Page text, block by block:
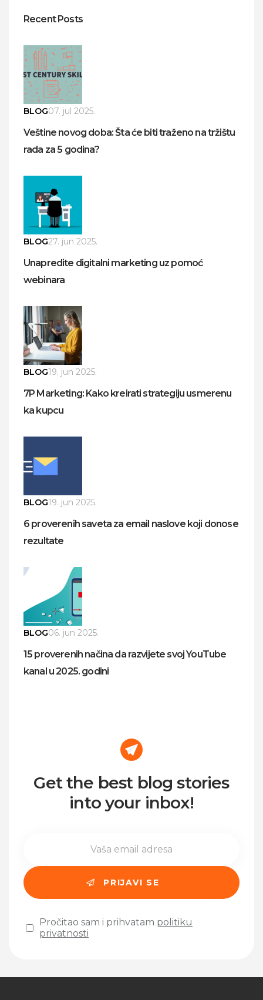
Recent Posts
BLOG07. jul 2025.
Veštine novog doba: Šta će biti traženo na tržištu
rada za 5 godina?
BLOG27. jun 2025.
Unapredite digitalni marketing uz pomoć
webinara
BLOG19. jun 2025.
7P Marketing: Kako kreirati strategiju usmerenu
ka kupcu
BLOG19. jun 2025.
6 proverenih saveta za email naslove koji donose
rezultate
BLOG06. jun 2025.
15 proverenih načina da razvijete svoj YouTube
kanal u 2025. godini
Get the best blog stories
into your inbox!
Pročitao sam i prihvatam politiku
privatnosti